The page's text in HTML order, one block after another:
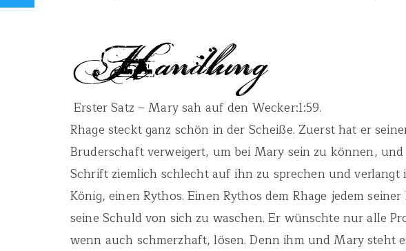
Erster Satz – Mary sah auf den Wecker:1:59.
Rhage steckt ganz schön in der Scheiße. Zuerst hat er
Bruderschaft verweigert, um bei Mary sein zu können,
Schrift ziemlich schlecht auf ihn zu sprechen und verlangt
König, einen Rythos. Einen Rythos dem Rhage jedem
seine Schuld von sich zu waschen. Er wünschte nur alle
wenn auch schmerzhaft, lösen. Denn ihm und Mary steht